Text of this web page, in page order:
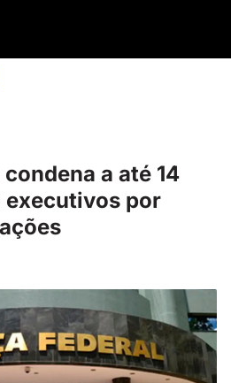
a até 14
executivos por